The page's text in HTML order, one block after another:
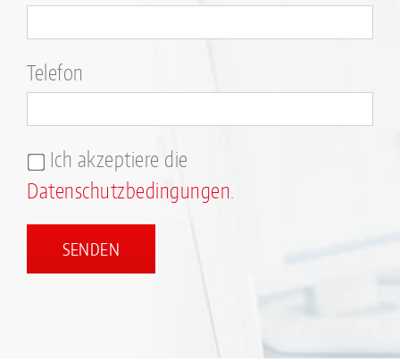
Telefon
Ich akzeptiere die
Datenschutzbedingungen